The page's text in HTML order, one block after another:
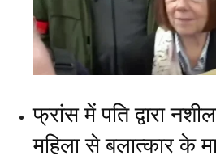
फ्रांस में पति द्वारा
महिला से बलात्कार के